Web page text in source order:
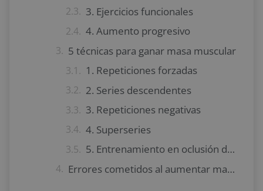
3. Ejercicios funcionales
4. Aumento progresivo
5 técnicas para ganar masa muscular
1. Repeticiones forzadas
2. Series descendentes
3. Repeticiones negativas
4. Superseries
5. Entrenamiento en oclusión del flujo sanguíneo
Errores cometidos al aumentar masa muscular